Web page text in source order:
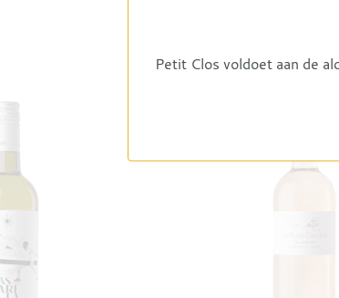
Petit Clos voldoet aan de